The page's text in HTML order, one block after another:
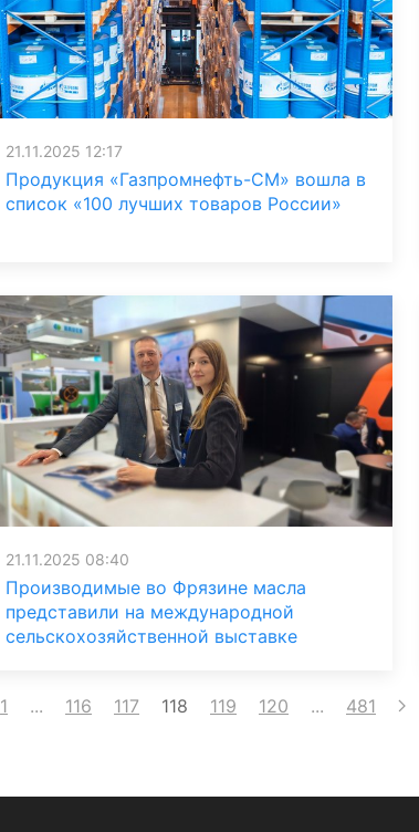
21.11.2025 12:17
Продукция «Газпромнефть-СМ» вошла в
список «100 лучших товаров России»
21.11.2025 08:40
Производимые во Фрязине масла
представили на международной
сельскохозяйственной выставке
1 ... 116 117 118 119 120 ... 481